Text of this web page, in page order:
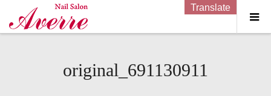
original_691130911
Translate